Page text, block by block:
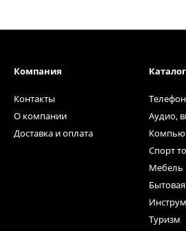
Компания
Контакты
О компании
Доставка и оплата
Каталог
Аудио,
Спорт
Мебель
Туризм